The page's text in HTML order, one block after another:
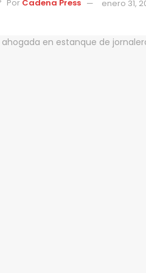
Por Cadena Press enero 31,